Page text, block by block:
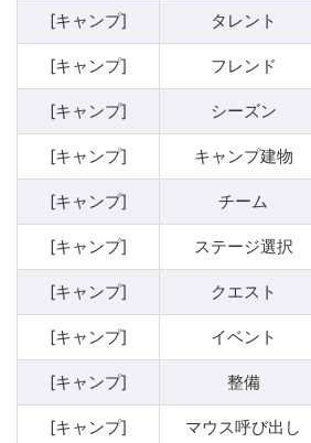
[キャンプ] タレント
[キャンプ] フレンド
[キャンプ] シーズン
[キャンプ] キャンプ建物
[キャンプ] チーム
[キャンプ] ステージ選択
[キャンプ] クエスト
[キャンプ] イベント
[キャンプ] 整備
[キャンプ] マウス呼び出し